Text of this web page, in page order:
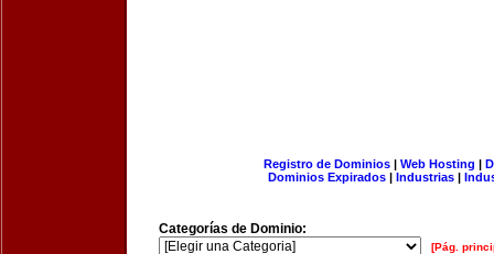
Registro de Dominios| Web Hosting |
Dominios Expirados | Industrias |
Categorías de Dominio:
[Pág.